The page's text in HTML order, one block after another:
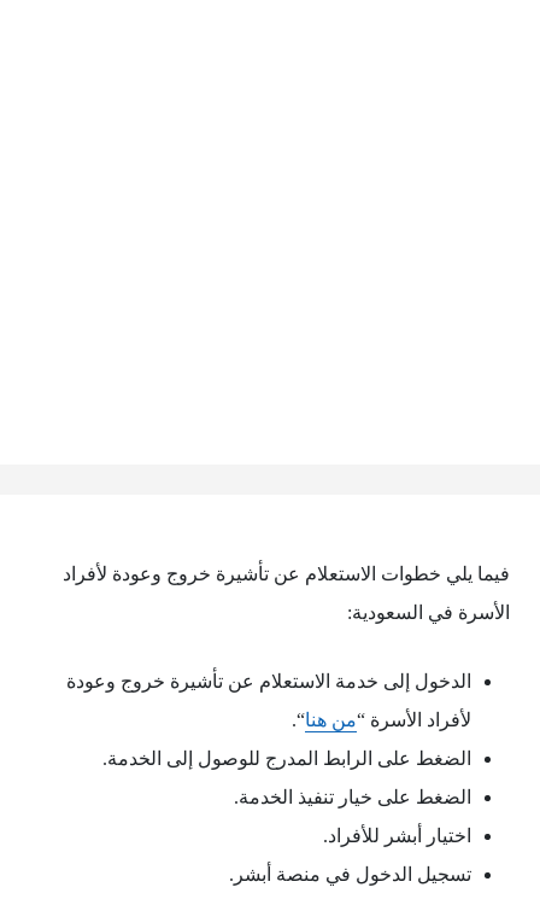
فيما يلي خطوات الاستعلام عن تأشيرة خروج وعودة لأفراد
الأسرة في السعودية:
الدخول إلى خدمة الاستعلام عن تأشيرة خروج وعودة
لأفراد الأسرة “من هنا“.
الضغط على الرابط المدرج للوصول إلى الخدمة.
الضغط على خيار تنفيذ الخدمة.
اختيار أبشر للأفراد.
تسجيل الدخول في منصة أبشر.